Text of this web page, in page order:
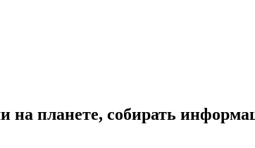
на планете, собирать